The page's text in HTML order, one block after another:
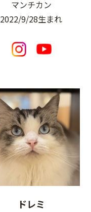
マンチカン
2022/9/28生まれ
ドレミ